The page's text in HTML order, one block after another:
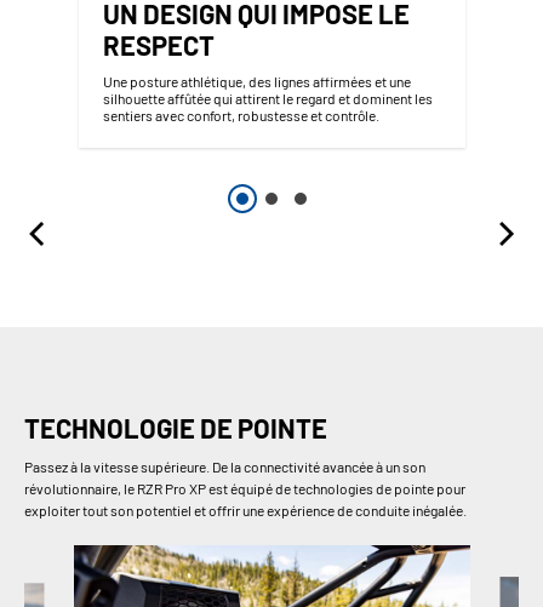
UN DESIGN QUI IMPOSE LE
RESPECT
Une posture athlétique, des lignes affirmées et une
silhouette affûtée qui attirent le regard et dominent les
sentiers avec confort, robustesse et contrôle.
TECHNOLOGIE DE POINTE
Passez à la vitesse supérieure. De la connectivité avancée à un son
révolutionnaire, le RZR Pro XP est équipé de technologies de pointe pour
exploiter tout son potentiel et offrir une expérience de conduite inégalée.